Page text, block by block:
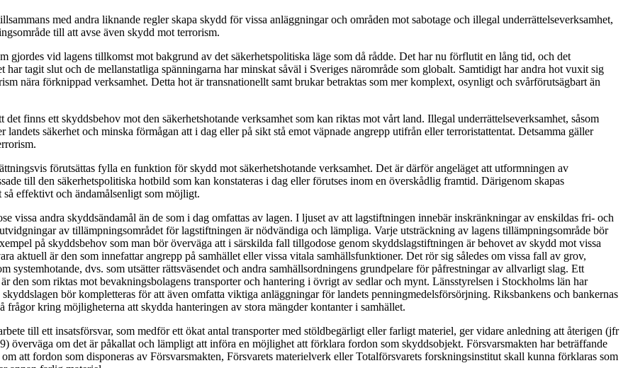
med andra liknande regler skapa skydd för vissa anläggningar och områden mot sabotage och illegal underrättelseverksamhet,
till att avse även skydd mot terrorism.
gjordes vid lagens tillkomst mot bakgrund av det säkerhetspolitiska läge som då rådde. Det har nu förflutit en lång tid, och det
tagit slut och de mellanstatliga spänningarna har minskat såväl i Sveriges närområde som globalt. Samtidigt har andra hot vuxit sig
nära förknippad verksamhet. Detta hot är transnationellt samt brukar betraktas som mer komplext, osynligt och svårförutsägbart än
finns ett skyddsbehov mot den säkerhetshotande verksamhet som kan riktas mot vårt land. Illegal underrättelseverksamhet, såsom
säkerhet och minska förmågan att i dag eller på sikt stå emot väpnade angrepp utifrån eller terroristattentat. Detsamma gäller
förutsättas fylla en funktion för skydd mot säkerhetshotande verksamhet. Det är därför angeläget att utformningen av
till den säkerhetspolitiska hotbild som kan konstateras i dag eller förutses inom en överskådlig framtid. Därigenom skapas
effektivt och ändamålsenligt som möjligt.
vissa andra skyddsändamål än de som i dag omfattas av lagen. I ljuset av att lagstiftningen innebär inskränkningar av enskildas fri- och
av tillämpningsområdet för lagstiftningen är nödvändiga och lämpliga. Varje utsträckning av lagens tillämpningsområde bör
på skyddsbehov som man bör överväga att i särskilda fall tillgodose genom skyddslagstiftningen är behovet av skydd mot vissa
aktuell är den som innefattar angrepp på samhället eller vissa vitala samhällsfunktioner. Det rör sig således om vissa fall av grov,
systemhotande, dvs. som utsätter rättsväsendet och andra samhällsordningens grundpelare för påfrestningar av allvarligt slag. Ett
den som riktas mot bevakningsbolagens transporter och hantering i övrigt av sedlar och mynt. Länsstyrelsen i Stockholms län har
bör kompletteras för att även omfatta viktiga anläggningar för landets penningmedelsförsörjning. Riksbankens och bankernas
frågor kring möjligheterna att skydda hanteringen av stora mängder kontanter i samhället.
till ett insatsförsvar, som medför ett ökat antal transporter med stöldbegärligt eller farligt materiel, ger vidare anledning att återigen (jfr
överväga om det är påkallat och lämpligt att införa en möjlighet att förklara fordon som skyddsobjekt. Försvarsmakten har beträffande
att fordon som disponeras av Försvarsmakten, Försvarets materielverk eller Totalförsvarets forskningsinstitut skall kunna förklaras som